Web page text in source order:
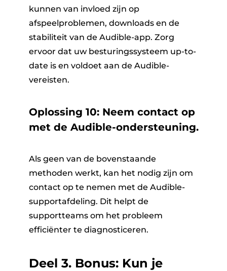
kunnen van invloed zijn op
afspeelproblemen, downloads en de
stabiliteit van de Audible-app. Zorg
ervoor dat uw besturingssysteem up-to-
date is en voldoet aan de Audible-
vereisten.
Oplossing 10: Neem contact op
met de Audible-ondersteuning.
Als geen van de bovenstaande
methoden werkt, kan het nodig zijn om
contact op te nemen met de Audible-
supportafdeling. Dit helpt de
supportteams om het probleem
efficiënter te diagnosticeren.
Deel 3. Bonus: Kun je